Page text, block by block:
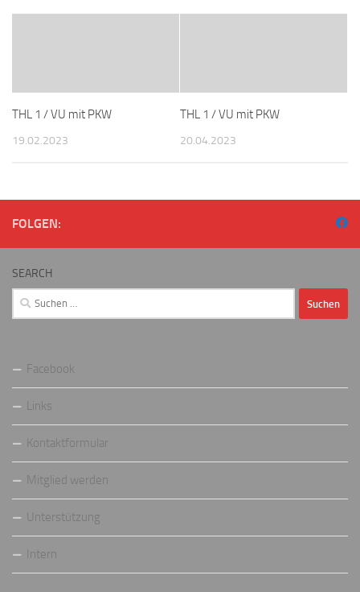
THL 1 / VU mit PKW
19.02.2023
THL 1 / VU mit PKW
20.04.2023
FOLGEN:
SEARCH
Suchen
nach:
Facebook
Links
Kontaktformular
Mitglied werden
Unterstützung
Intern